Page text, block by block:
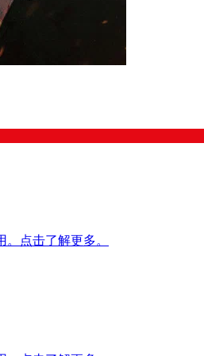
点击了解更多。